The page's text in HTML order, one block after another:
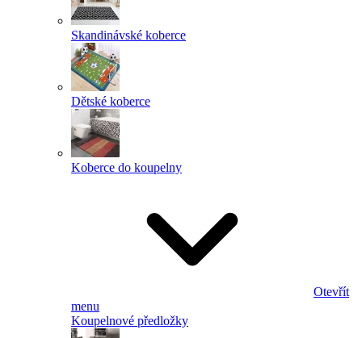
Skandinávské koberce
Dětské koberce
Koberce do koupelny
Otevřít
menu
Koupelnové předložky